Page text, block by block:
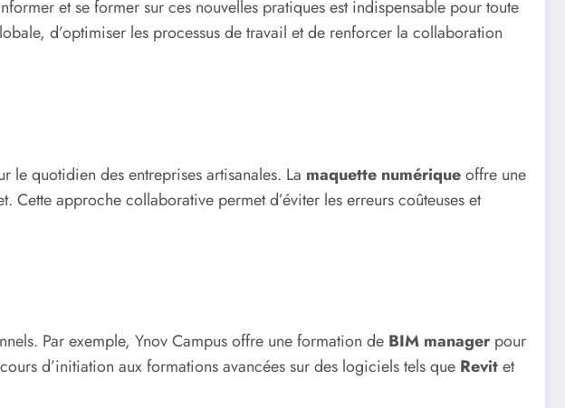
et se former sur ces nouvelles pratiques est indispensable pour toute
d’optimiser les processus de travail et de renforcer la collaboration
le quotidien des entreprises artisanales. La maquette numériqueoffre une
approche collaborative permet d’éviter les erreurs coûteuses et
Par exemple, Ynov Campus offre une formation de BIM manager pour
d’initiation aux formations avancées sur des logiciels tels que Revitet